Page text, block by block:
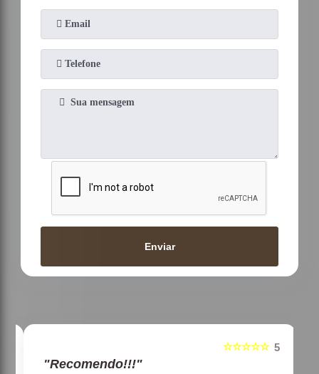
Enviar
5
☆☆☆☆☆
"Recomendo!!!"